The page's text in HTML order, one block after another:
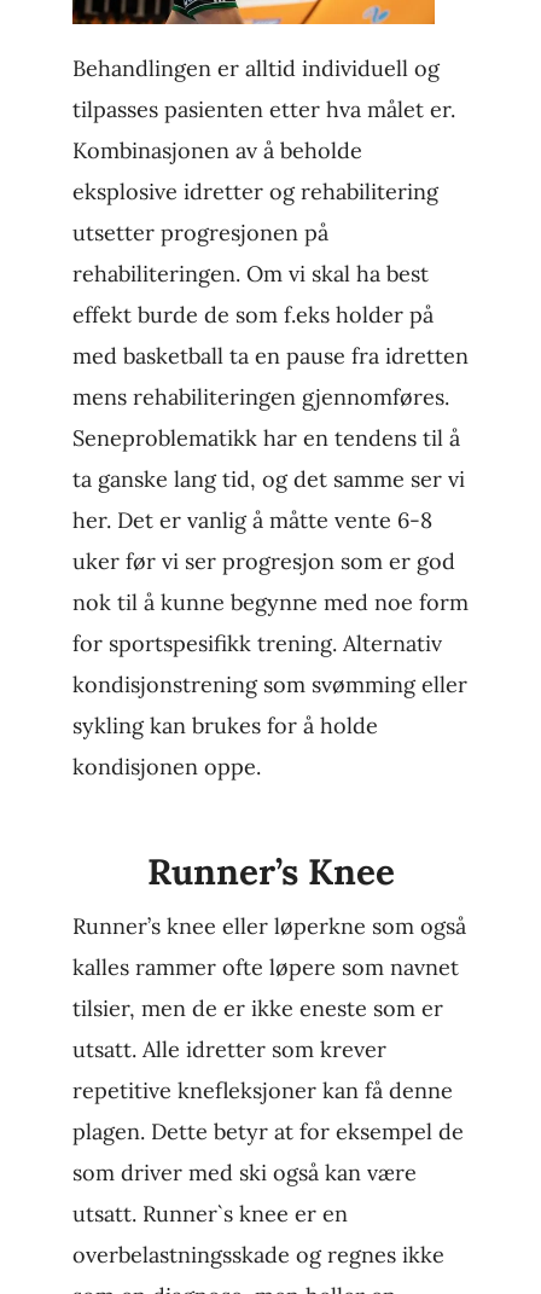
Behandlingen er alltid individuell og
tilpasses pasienten etter hva målet er.
Kombinasjonen av å beholde
eksplosive idretter og rehabilitering
utsetter progresjonen på
rehabiliteringen. Om vi skal ha best
effekt burde de som f.eks holder på
med basketball ta en pause fra idretten
mens rehabiliteringen gjennomføres.
Seneproblematikk har en tendens til å
ta ganske lang tid, og det samme ser vi
her. Det er vanlig å måtte vente 6-8
uker før vi ser progresjon som er god
nok til å kunne begynne med noe form
for sportspesifikk trening. Alternativ
kondisjonstrening som svømming eller
sykling kan brukes for å holde
kondisjonen oppe.
Runner’s Knee
Runner’s knee eller løperkne som også
kalles rammer ofte løpere som navnet
tilsier, men de er ikke eneste som er
utsatt. Alle idretter som krever
repetitive knefleksjoner kan få denne
plagen. Dette betyr at for eksempel de
som driver med ski også kan være
utsatt. Runner`s knee er en
overbelastningsskade og regnes ikke